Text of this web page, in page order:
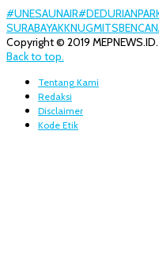
#UNESAUNAIR
SURABAYAKKNUGMITS
Copyright © 2019
Back to top.
Tentang Kami
Redaksi
Disclaimer
Kode Etik